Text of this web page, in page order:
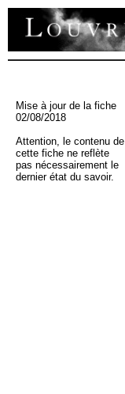
Mise à jour de la fiche
02/08/2018
Attention, le contenu de
cette fiche ne reflète
pas nécessairement le
dernier état du savoir.